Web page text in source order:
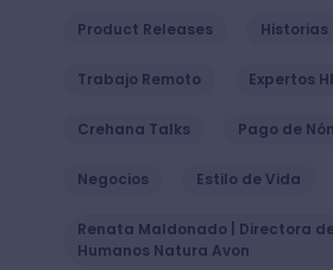
Product Releases Historias
Trabajo Remoto Expertos
Crehana Talks Pago de
Negocios Estilo de Vida
Renata Maldonado | Directora
Humanos Natura Avon